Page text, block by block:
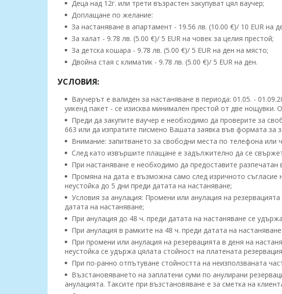
Деца над 12г. или трети възрастен закупуват цял ваучер;
Доплащане по желание:
За настаняване в апартамент - 19.56 лв. (10.00 €)/ 10 EUR на
За халат - 9.78 лв. (5.00 €)/ 5 EUR на човек за целия престой;
За детска кошара - 9.78 лв. (5.00 €)/ 5 EUR на ден на място;
Двойна стая с климатик - 9.78 лв. (5.00 €)/ 5 EUR на ден.
УСЛОВИЯ:
Ваучерът е валиден за настаняване в периода: 01.05. -
уикенд пакет - се изисква минимален престой от две нощувки.
Преди да закупите ваучер е необходимо да проверите за
663 или да изпратите писмено Вашата заявка във формата за
Внимание: запитването за свободни места по телефона или
След като извършите плащане е задължително да се
При настаняване е необходимо да предоставите разпечатан
Промяна на дата е възможна само след изричното съгласие
неустойка до 5 дни преди датата на настаняване;
Условия за анулация: Промени или анулация на
датата на настаняване;
При анулация до 48 ч. преди датата на настаняване се
При анулация в рамките на 48 ч. преди датата на
При промени или анулация на резервацията в деня на
неустойка се удържа цялата стойност на платената
При по-ранно отпътуване стойността на неизползваната
Възстановяването на заплатени суми по анулирани
анулацията. Таксите при възстановяване е за сметка на